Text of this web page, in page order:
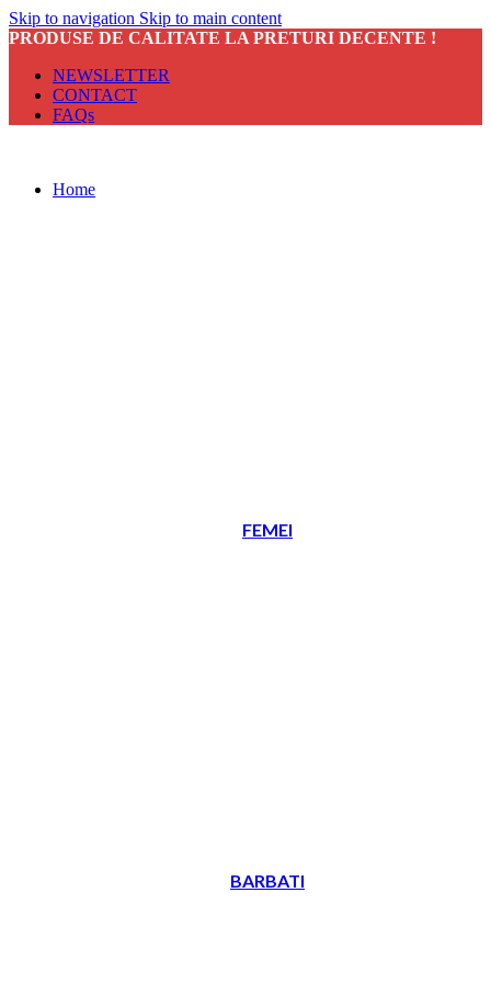
Skip to navigation Skip to main content
PRODUSE DE CALITATE LA PRETURI DECENTE !
NEWSLETTER
CONTACT
FAQs
Home
FEMEI
BARBATI